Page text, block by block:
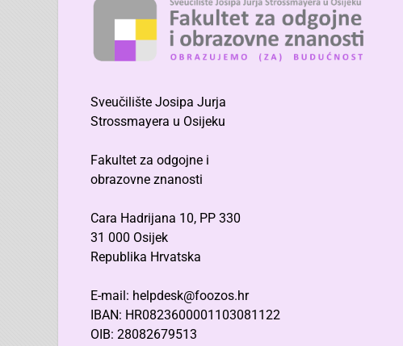
Sveučilište Josipa Jurja
Strossmayera u Osijeku
Fakultet za odgojne i
obrazovne znanosti
Cara Hadrijana 10, PP 330
31 000 Osijek
Republika Hrvatska
E-mail: helpdesk@foozos.hr
IBAN: HR0823600001103081122
OIB: 28082679513